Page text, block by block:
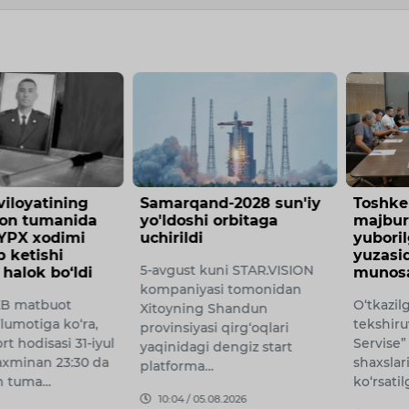
2028 sun'iy
STAR.VISION
qirg‘oqlari
start
Toshkentda o‘z uyidan
majburan chiqarilib
yuborilganlar murojaati
munosabat bildirildi
O‘tkazilgan tergovga qadar
tekshiruvda “Mega Logistics
Servise” MCHJ mansabdor
shaxslari yuqorida
bilan
olib
Asosiy
joylarini